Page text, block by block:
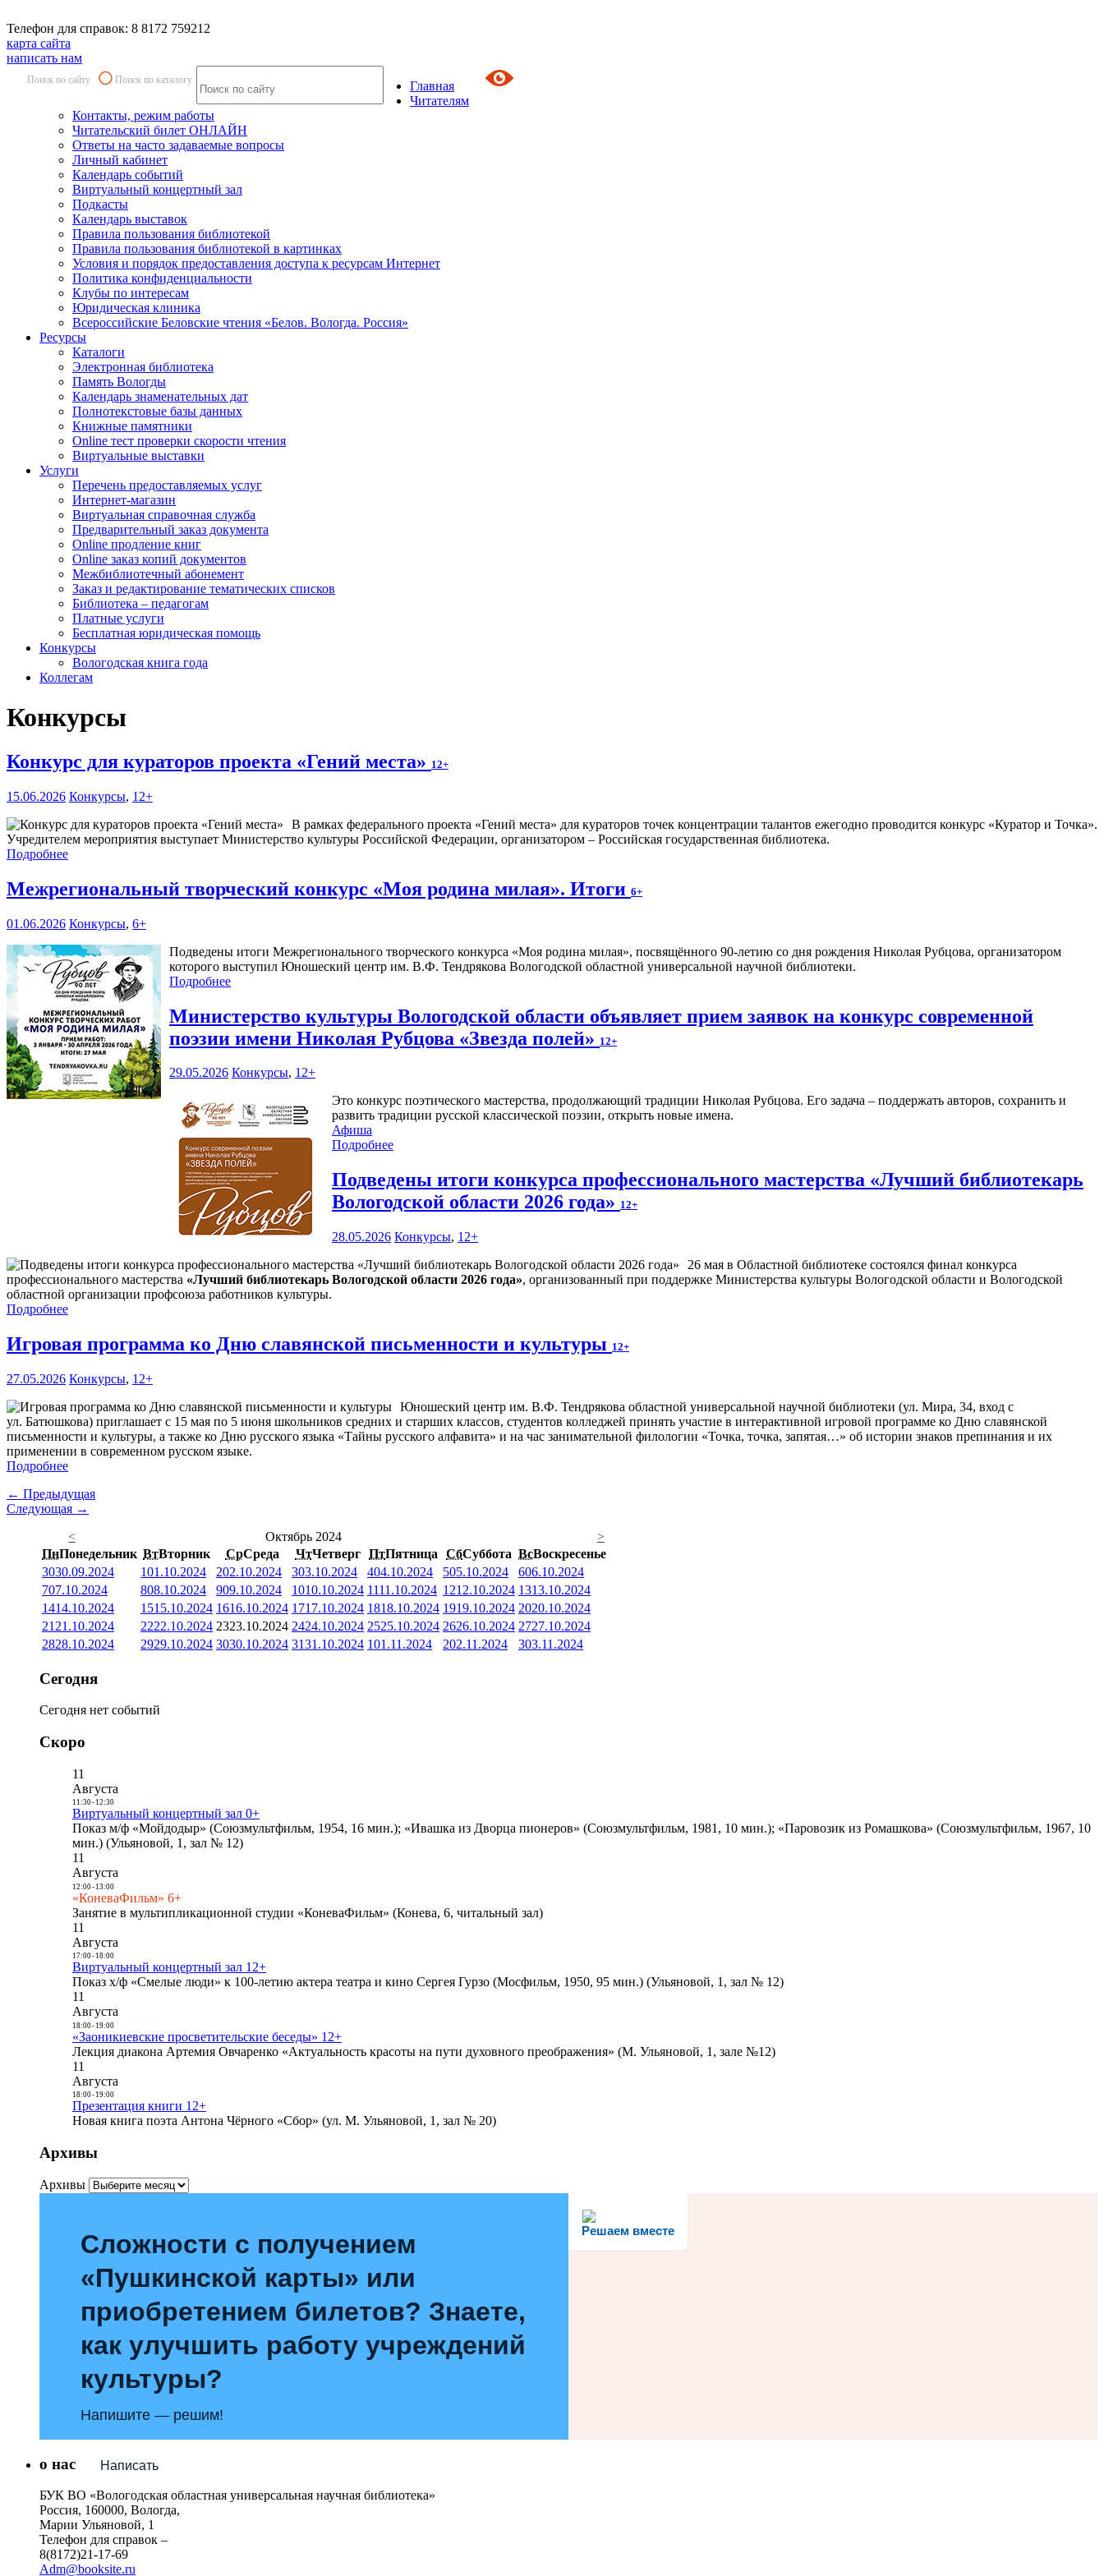
Телефон для справок: 8 8172 759212
карта сайта
написать нам
Поиск по сайту Поиск по каталогу
Главная
Читателям
Контакты, режим работы
Читательский билет ОНЛАЙН
Ответы на часто задаваемые вопросы
Личный кабинет
Календарь событий
Виртуальный концертный зал
Подкасты
Календарь выставок
Правила пользования библиотекой
Правила пользования библиотекой в картинках
Условия и порядок предоставления доступа к ресурсам Интернет
Политика конфиденциальности
Клубы по интересам
Юридическая клиника
Всероссийские Беловские чтения «Белов. Вологда. Россия»
Ресурсы
Каталоги
Электронная библиотека
Память Вологды
Календарь знаменательных дат
Полнотекстовые базы данных
Книжные памятники
Online тест проверки скорости чтения
Виртуальные выставки
Услуги
Перечень предоставляемых услуг
Интернет-магазин
Виртуальная справочная служба
Предварительный заказ документа
Online продление книг
Online заказ копий документов
Межбиблиотечный абонемент
Заказ и редактирование тематических списков
Библиотека – педагогам
Платные услуги
Бесплатная юридическая помощь
Конкурсы
Вологодская книга года
Коллегам
Конкурсы
Конкурс для кураторов проекта «Гений места» 12+
15.06.2026 Конкурсы, 12+
В рамках федерального проекта «Гений места» для кураторов точек концентрации талантов ежегодно проводится конкурс «Куратор и Точка».
Учредителем мероприятия выступает Министерство культуры Российской Федерации, организатором – Российская государственная библиотека.
Подробнее
Межрегиональный творческий конкурс «Моя родина милая». Итоги 6+
01.06.2026 Конкурсы, 6+
Подведены итоги Межрегионального творческого конкурса «Моя родина милая», посвящённого 90-летию со дня рождения Николая Рубцова, организатором
которого выступил Юношеский центр им. В.Ф. Тендрякова Вологодской областной универсальной научной библиотеки.
Подробнее
Министерство культуры Вологодской области объявляет прием заявок на конкурс современной
поэзии имени Николая Рубцова «Звезда полей» 12+
29.05.2026 Конкурсы, 12+
Это конкурс поэтического мастерства, продолжающий традиции Николая Рубцова. Его задача – поддержать авторов, сохранить и
развить традиции русской классической поэзии, открыть новые имена.
Афиша
Подробнее
Подведены итоги конкурса профессионального мастерства «Лучший библиотекарь
Вологодской области 2026 года» 12+
28.05.2026 Конкурсы, 12+
26 мая в Областной библиотеке состоялся финал конкурса
профессионального мастерства «Лучший библиотекарь Вологодской области 2026 года», организованный при поддержке Министерства культуры Вологодской области и Вологодской
областной организации профсоюза работников культуры.
Подробнее
Игровая программа ко Дню славянской письменности и культуры 12+
27.05.2026 Конкурсы, 12+
Юношеский центр им. В.Ф. Тендрякова областной универсальной научной библиотеки (ул. Мира, 34, вход с
ул. Батюшкова) приглашает с 15 мая по 5 июня школьников средних и старших классов, студентов колледжей принять участие в интерактивной игровой программе ко Дню славянской
письменности и культуры, а также ко Дню русского языка «Тайны русского алфавита» и на час занимательной филологии «Точка, точка, запятая…» об истории знаков препинания и их
применении в современном русском языке.
Подробнее
← Предыдущая
Следующая →
<
Октябрь 2024
>
ПнПонедельник ВтВторник СрСреда ЧтЧетверг ПтПятница СбСуббота ВсВоскресенье
3030.09.2024 101.10.2024 202.10.2024 303.10.2024 404.10.2024 505.10.2024 606.10.2024
707.10.2024 808.10.2024 909.10.2024 1010.10.2024 1111.10.2024 1212.10.2024 1313.10.2024
1414.10.2024 1515.10.2024 1616.10.2024 1717.10.2024 1818.10.2024 1919.10.2024 2020.10.2024
21 21.10.2024 2222.10.2024 2323.10.2024 2424.10.2024 2525.10.2024 2626.10.2024 2727.10.2024
2828.10.2024 2929.10.2024 3030.10.2024 3131.10.2024 101.11.2024 202.11.2024 303.11.2024
Сегодня
Сегодня нет событий
Скоро
11
Августа
11:30- 12:30
Виртуальный концертный зал 0+
Показ м/ф «Мойдодыр» (Союзмультфильм, 1954, 16 мин.); «Ивашка из Дворца пионеров» (Союзмультфильм, 1981, 10 мин.); «Паровозик из Ромашкова» (Союзмультфильм, 1967, 10
мин.) (Ульяновой, 1, зал № 12)
11
Августа
12:00- 13:00
«КоневаФильм» 6+
Занятие в мультипликационной студии «КоневаФильм» (Конева, 6, читальный зал)
11
Августа
17:00- 18:00
Виртуальный концертный зал 12+
Показ х/ф «Смелые люди» к 100-летию актера театра и кино Сергея Гурзо (Мосфильм, 1950, 95 мин.) (Ульяновой, 1, зал № 12)
11
Августа
18:00- 19:00
«Заоникиевские просветительские беседы» 12+
Лекция диакона Артемия Овчаренко «Актуальность красоты на пути духовного преображения» (М. Ульяновой, 1, зале №12)
11
Августа
18:00- 19:00
Презентация книги 12+
Новая книга поэта Антона Чёрного «Сбор» (ул. М. Ульяновой, 1, зал № 20)
Архивы
Архивы
Решаем вместе
Сложности с получением
«Пушкинской карты» или
приобретением билетов? Знаете,
как улучшить работу учреждений
культуры?
Напишите — решим!
Написать
о нас
БУК ВО «Вологодская областная универсальная научная библиотека»
Россия, 160000, Вологда,
Марии Ульяновой, 1
Телефон для справок –
8(8172)21-17-69
Adm@booksite.ru